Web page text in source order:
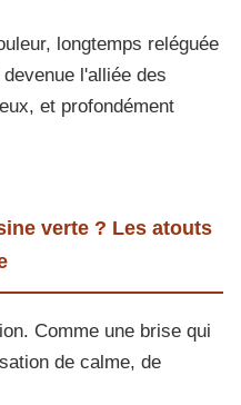
longtemps reléguée
l'alliée des
et profondément
verte ? Les atouts
Comme une brise qui
de calme, de